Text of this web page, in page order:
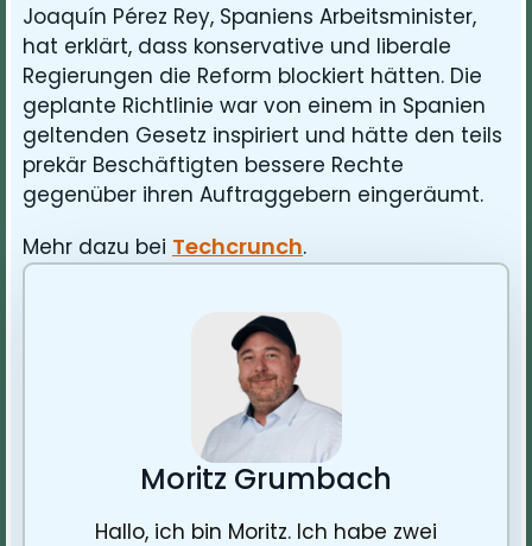
Joaquín Pérez Rey, Spaniens Arbeitsminister,
hat erklärt, dass konservative und liberale
Regierungen die Reform blockiert hätten. Die
geplante Richtlinie war von einem in Spanien
geltenden Gesetz inspiriert und hätte den teils
prekär Beschäftigten bessere Rechte
gegenüber ihren Auftraggebern eingeräumt.
Mehr dazu bei Techcrunch.
Moritz Grumbach
Hallo, ich bin Moritz. Ich habe zwei